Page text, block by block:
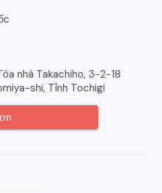
nhà Takachiho, 3-2-18
shi, Tỉnh Tochigi